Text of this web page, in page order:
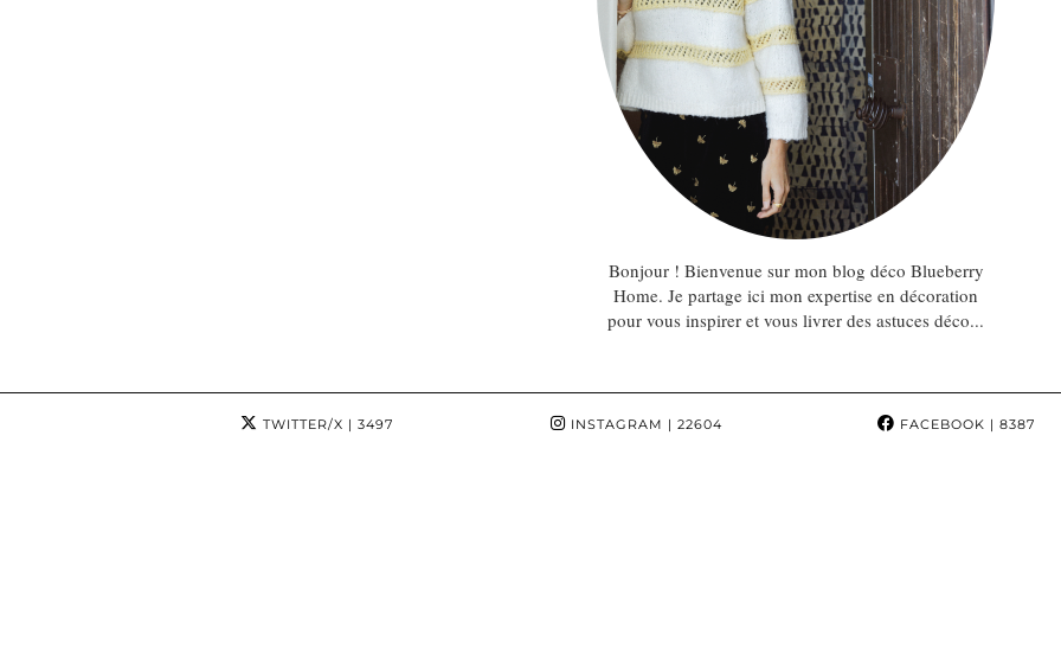
Bonjour ! Bienvenue sur mon blog déco Blueberry
Home. Je partage ici mon expertise en décoration
pour vous inspirer et vous livrer des astuces déco...
TWITTER/X | 3497 INSTAGRAM | 22604 FACEBOOK | 8387